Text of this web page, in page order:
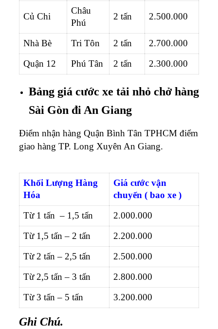
Củ Chi
Châu
Phú
2 tấn 2.500.000
Nhà Bè Tri Tôn 2 tấn
2.700.000
Quận 12
Phú Tân 2 tấn 2.300.000
Bảng giá cước xe tải nhỏ chở hàng
Sài Gòn đi An Giang
Điểm nhận hàng Quận Bình Tân TPHCM điểm
giao hàng TP. Long Xuyên An Giang.
Khối Lượng Hàng
Hóa
Giá cước vận
chuyển ( bao xe )
Từ 1 tấn – 1,5 tấn
2.000.000
Từ 1,5 tấn – 2 tấn
2.200.000
Từ 2 tấn – 2,5 tấn
2.500.000
Từ 2,5 tấn – 3 tấn
2.800.000
Từ 3 tấn – 5 tấn
3.200.000
Ghi Chú.